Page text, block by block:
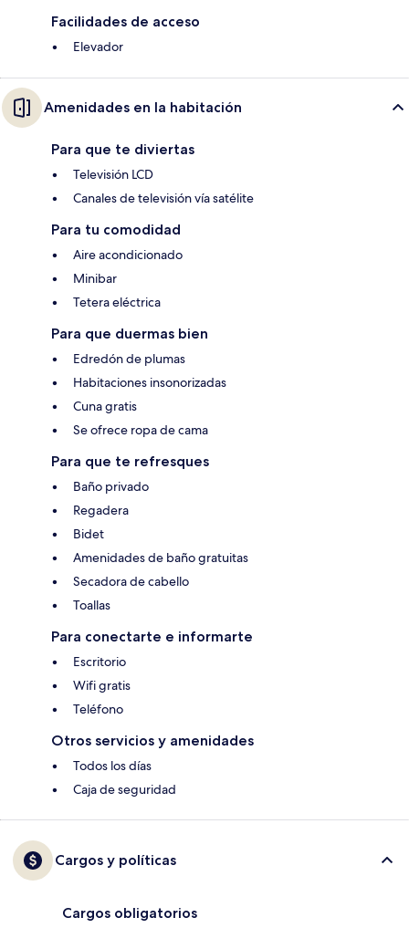
Facilidades de acceso
Elevador
Amenidades en la habitación
Para que te diviertas
Televisión LCD
Canales de televisión vía satélite
Para tu comodidad
Aire acondicionado
Minibar
Tetera eléctrica
Para que duermas bien
Edredón de plumas
Habitaciones insonorizadas
Cuna gratis
Se ofrece ropa de cama
Para que te refresques
Baño privado
Regadera
Bidet
Amenidades de baño gratuitas
Secadora de cabello
Toallas
Para conectarte e informarte
Escritorio
Wifi gratis
Teléfono
Otros servicios y amenidades
Todos los días
Caja de seguridad
Cargos y políticas
Cargos obligatorios